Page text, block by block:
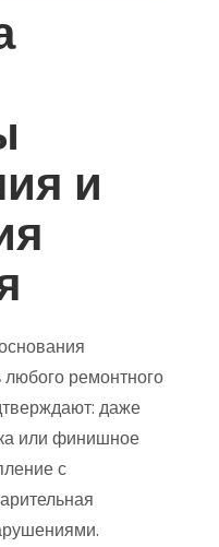
и
любого ремонтного
даже
или финишное
с